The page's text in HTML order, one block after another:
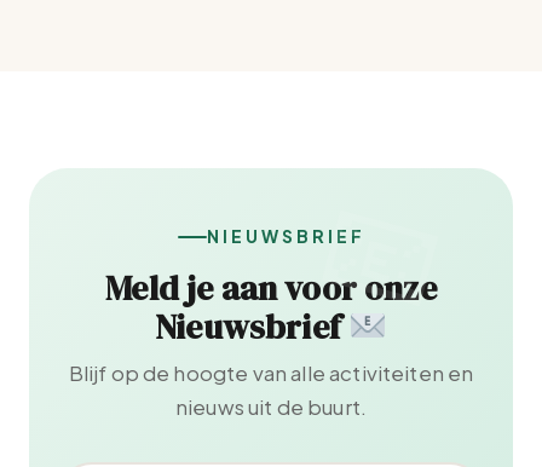
NIEUWSBRIEF
Meld je aan voor onze
Nieuwsbrief
Blijf op de hoogte van alle activiteiten en
nieuws uit de buurt.